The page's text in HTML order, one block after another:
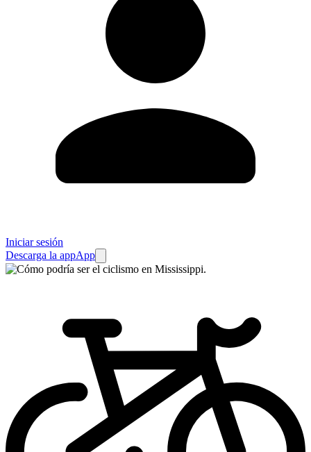
Iniciar sesión
Descarga la appApp